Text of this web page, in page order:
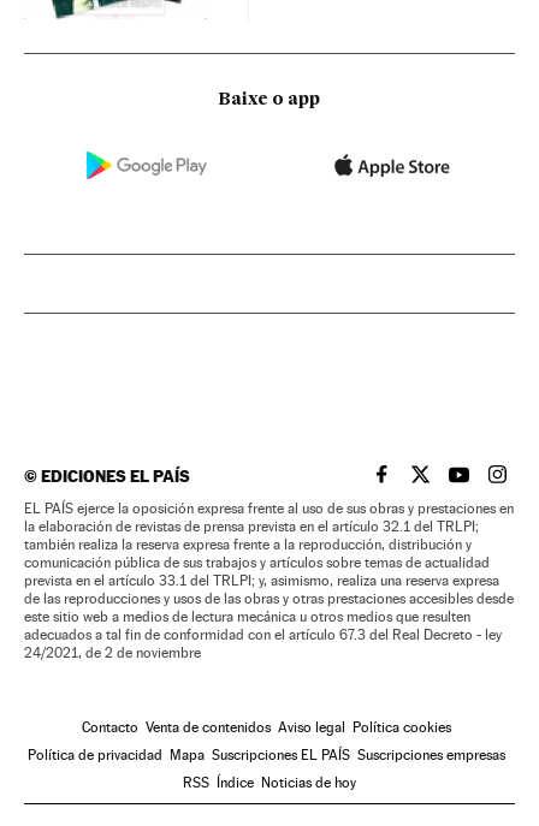
Baixe o app
©EDICIONES EL PAÍS EL PAÍS BRASIL EN
EL PAÍSEL PAÍS
EL
EL PAÍS ejerce la oposición expresa frente al uso de sus obras y prestaciones en
la elaboración de revistas de prensa prevista en el artículo 32.1 del TRLPI;
también realiza la reserva expresa frente a la reproducción, distribución y
comunicación pública de sus trabajos y artículos sobre temas de actualidad
prevista en el artículo 33.1 del TRLPI; y, asimismo, realiza una reserva expresa
de las reproducciones y usos de las obras y otras prestaciones accesibles desde
este sitio web a medios de lectura mecánica u otros medios que resulten
adecuados a tal fin de conformidad con el artículo 67.3 del Real Decreto - ley
24/2021, de 2 de noviembre
Contacto Venta de contenidos Aviso legal
Política cookies
Política de privacidad
Mapa Suscripciones EL PAÍS Suscripciones empresas
RSS
Índice Noticias de hoy